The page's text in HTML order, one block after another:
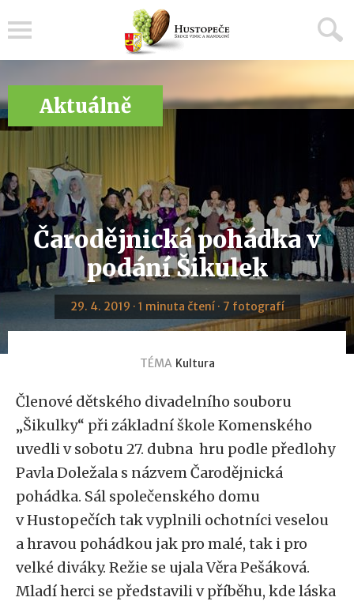
Aktuálně
Čarodějnická pohádka v
podání Šikulek
29. 4. 2019 · 1 minuta čtení · 7 fotografí
TÉMA Kultura
Členové dětského divadelního souboru
„Šikulky“ při základní škole Komenského
uvedli v sobotu 27. dubna hru podle předlohy
Pavla Doležala s názvem Čarodějnická
pohádka. Sál společenského domu
v Hustopečích tak vyplnili ochotníci veselou
a hravou pohádkou jak pro malé, tak i pro
velké diváky. Režie se ujala Věra Pešáková.
Mladí herci se představili v příběhu, kde láska